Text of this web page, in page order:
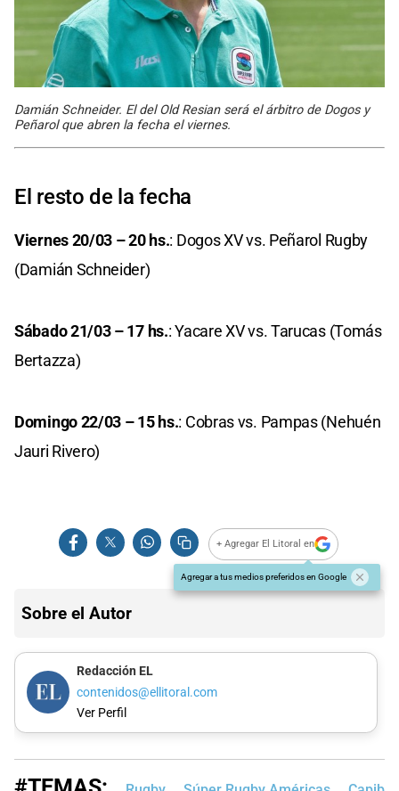
Damián Schneider. El del Old Resian será el árbitro de Dogos y
Peñarol que abren la fecha el viernes.
El resto de la fecha
Viernes 20/03 – 20 hs.: Dogos XV vs. Peñarol Rugby
(Damián Schneider)
Sábado 21/03 – 17 hs.: Yacare XV vs. Tarucas (Tomás
Bertazza)
Domingo 22/03 – 15 hs.: Cobras vs. Pampas (Nehuén
Jauri Rivero)
+ Agregar El Litoral en
Agregar a tus medios preferidos en Google
Sobre el Autor
Redacción EL
contenidos@ellitoral.com
Ver Perfil